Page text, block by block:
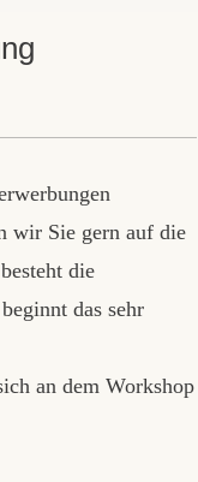
wir Sie gern auf die
die
das sehr
an dem Workshop